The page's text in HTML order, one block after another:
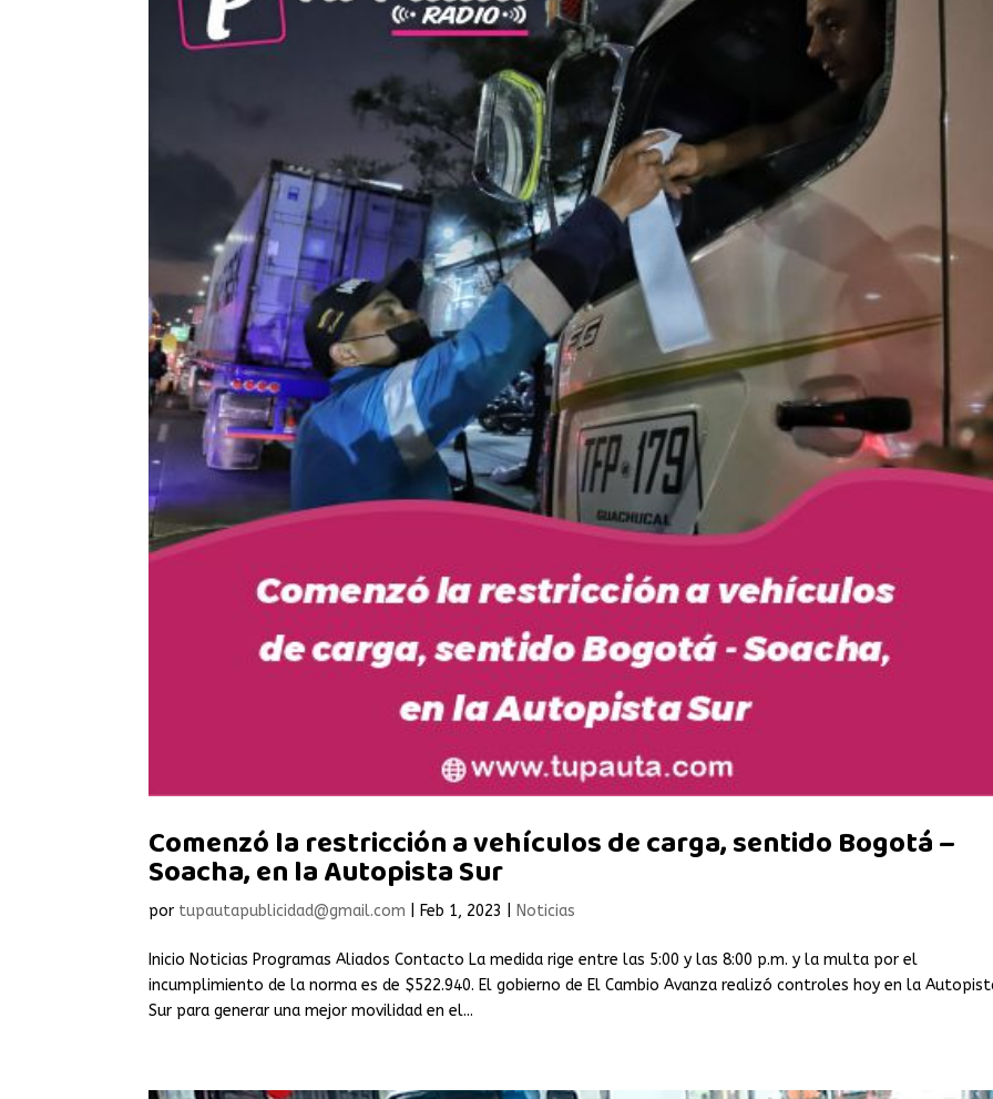
Comenzó la restricción a vehículos de carga, sentido Bogotá –
Soacha, en la Autopista Sur
por tupautapublicidad@gmail.com Feb 1, 2023 Noticias
Inicio Noticias Programas Aliados Contacto La medida rige entre las 5:00 y las 8:00 p.m. y la multa por el
incumplimiento de la norma es de $522.940. El gobierno de El Cambio Avanza realizó controles hoy en la
Sur para generar una mejor movilidad en el...